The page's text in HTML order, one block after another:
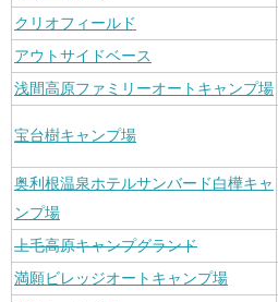
クリオフィールド
アウトサイドベース
浅間高原ファミリーオートキャンプ場
宝台樹キャンプ場
奥利根温泉ホテルサンバード白樺キャ
ンプ場
上毛高原キャンプグランド
満願ビレッジオートキャンプ場